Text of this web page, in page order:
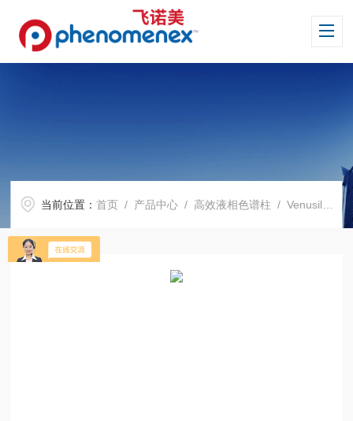
当前位置：首页 / 产品中心 / 高效液相色谱柱 /Venusil 系列色谱柱